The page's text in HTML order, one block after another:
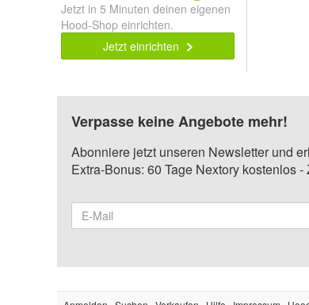
Jetzt in 5 Minuten deinen eigenen
Hood-Shop einrichten.
Jetzt einrichten
Verpasse keine Angebote mehr!
Abonniere jetzt unseren Newsletter und
Extra-Bonus: 60 Tage Nextory kostenlos